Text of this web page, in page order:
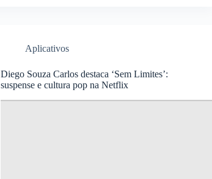
Aplicativos
Diego Souza Carlos destaca ‘Sem Limites’:
suspense e cultura pop na Netflix